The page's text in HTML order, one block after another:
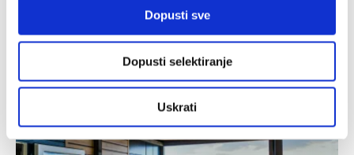
Dopusti sve
Dopusti selektiranje
Uskrati
Sadržaji i usluge